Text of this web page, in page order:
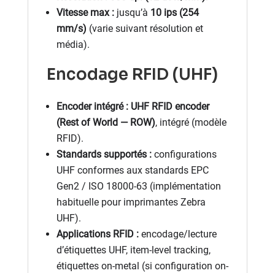
Vitesse max :jusqu’à 10 ips (254
mm/s) (varie suivant résolution et
média).
Encodage RFID (UHF)
Encoder intégré : UHF RFID encoder
(Rest of World — ROW), intégré (modèle
RFID).
Standards supportés :configurations
UHF conformes aux standards EPC
Gen2 / ISO 18000-63 (implémentation
habituelle pour imprimantes Zebra
UHF).
Applications RFID :encodage/lecture
d’étiquettes UHF, item-level tracking,
étiquettes on-metal (si configuration on-